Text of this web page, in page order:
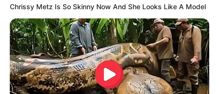
Chrissy Metz Is So Skinny Now And She Looks Like A Model